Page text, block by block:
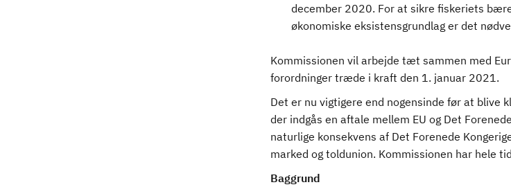
december 2020. For at sikre fiskeriets
økonomiske eksistensgrundlag er det
Kommissionen vil arbejde tæt sammen med
forordninger træde i kraft den 1. januar 2021.
Det er nu vigtigere end nogensinde før at blive
der indgås en aftale mellem EU og Det
naturlige konsekvens af Det Forenede
marked og toldunion. Kommissionen har hele
Baggrund